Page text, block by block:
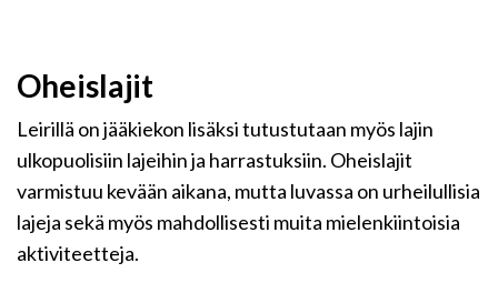
Oheislajit
Leirillä on jääkiekon lisäksi tutustutaan myös lajin
ulkopuolisiin lajeihin ja harrastuksiin. Oheislajit
varmistuu kevään aikana, mutta luvassa on urheilullisia
lajeja sekä myös mahdollisesti muita mielenkiintoisia
aktiviteetteja.